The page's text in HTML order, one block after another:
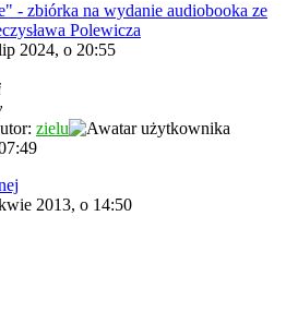
- zbiórka na wydanie audiobooka ze
Polewicza
2024, o 20:55
zielu
2013, o 14:50